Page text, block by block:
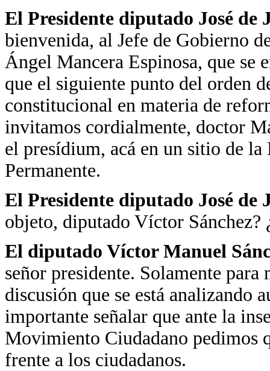
El Presidente diputado José
bienvenida, al Jefe de Gobierno
Ángel Mancera Espinosa, que se
que el siguiente punto del orden
constitucional en materia de
invitamos cordialmente, doctor
el presídium, acá en un sitio de
Permanente.
El Presidente diputado José
objeto, diputado Víctor
El diputado Víctor Manuel
señor presidente. Solamente
discusión que se está analizando
importante señalar que ante la
Movimiento Ciudadano pedimos
frente a los ciudadanos.